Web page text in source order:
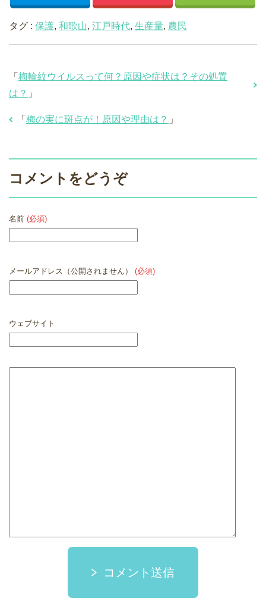
タグ : 保護, 和歌山, 江戸時代, 生産量, 農民
「 梅輪紋ウイルスって何？原因や症状は？その処置
は？ 」
「 梅の実に斑点が！原因や理由は？ 」
コメントをどうぞ
名前 (必須)
メールアドレス（公開されません） (必須)
ウェブサイト
コメント送信